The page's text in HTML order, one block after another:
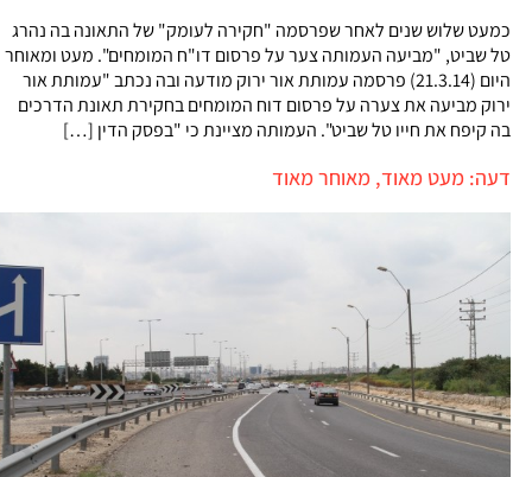
כמעט שלוש שנים לאחר שפרסמה "חקירה לעומק" של התאונה בה נהרג
טל שביט, "מביעה העמותה צער על פרסום דו"ח המומחים". מעט ומאוחר
היום (21.3.14) פרסמה עמותת אור ירוק מודעה ובה נכתב "עמותת אור
ירוק מביעה את צערה על פרסום דוח המומחים בחקירת תאונת הדרכים
בה קיפח את חייו טל שביט". העמותה מציינת כי "בפסק הדין […]
דעה: מעט מאוד, מאוחר מאוד